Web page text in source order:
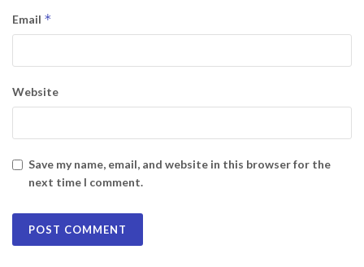
Email *
Website
Save my name, email, and website in this browser for the
next time I comment.